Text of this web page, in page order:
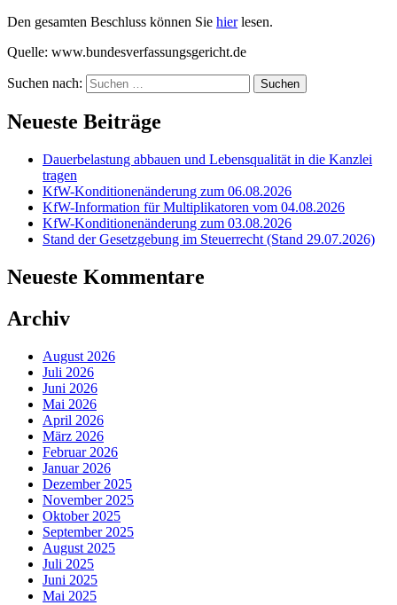
Den gesamten Beschluss können Sie hierlesen.
Quelle: www.bundesverfassungsgericht.de
Suchen nach:
Neueste Beiträge
Dauerbelastung abbauen und Lebensqualität in die Kanzlei
tragen
KfW-Konditionenänderung zum 06.08.2026
KfW-Information für Multiplikatoren vom 04.08.2026
KfW-Konditionenänderung zum 03.08.2026
Stand der Gesetzgebung im Steuerrecht (Stand 29.07.2026)
Neueste Kommentare
Archiv
August 2026
Juli 2026
Juni 2026
Mai 2026
April 2026
März 2026
Februar 2026
Januar 2026
Dezember 2025
November 2025
Oktober 2025
September 2025
August 2025
Juli 2025
Juni 2025
Mai 2025